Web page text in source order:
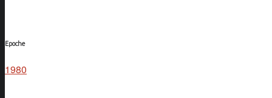
Epoche
1980